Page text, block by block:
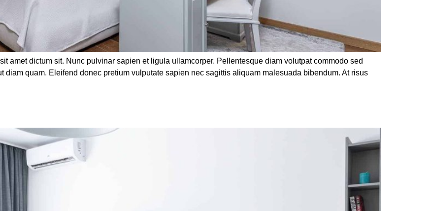
amet dictum sit. Nunc pulvinar sapien et ligula ullamcorper. Pellentesque diam volutpat commodo sed
diam quam. Eleifend donec pretium vulputate sapien nec sagittis aliquam malesuada bibendum. At risus